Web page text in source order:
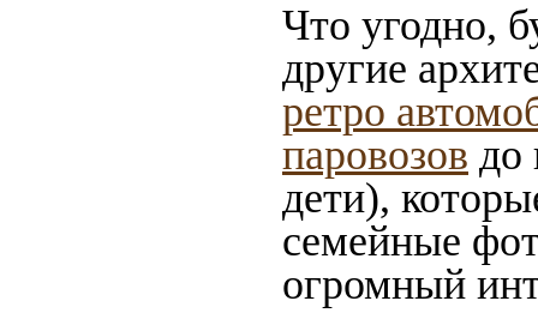
Что угодно,
другие
ретро
паровозов до
дети),
семейные
огромный